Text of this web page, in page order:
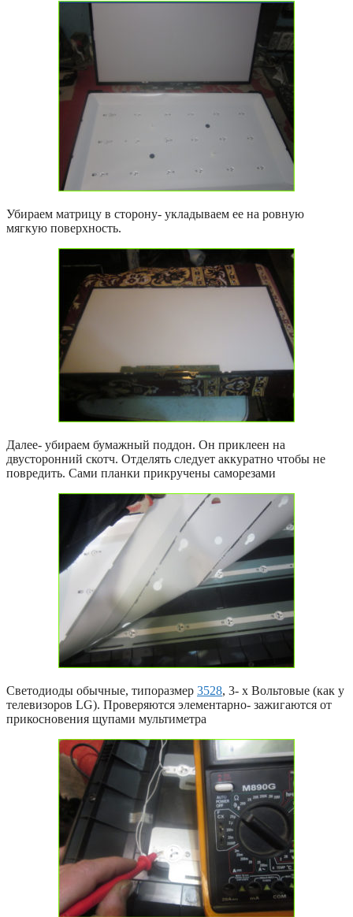
Убираем матрицу в сторону- укладываем ее на ровную
мягкую поверхность.
Далее- убираем бумажный поддон. Он приклеен на
двусторонний скотч. Отделять следует аккуратно чтобы не
повредить. Сами планки прикручены саморезами
Светодиоды обычные, типоразмер 3528, 3- х Вольтовые (как у
телевизоров LG). Проверяются элементарно- зажигаются от
прикосновения щупами мультиметра